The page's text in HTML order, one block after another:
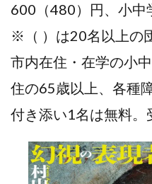
600（480）円、小中
※（ ）は20名以上の
市内在住・在学の小
住の65歳以上、各種
付き添い1名は無料。